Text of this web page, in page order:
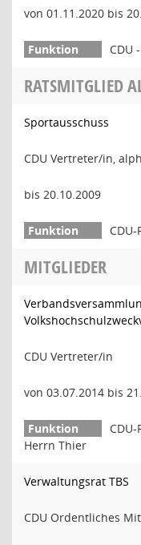
von 01.11.2020 bis
CDU
RATSMITGLIED
Sportausschuss
CDU Vertreter/in,
bis 20.10.2009
CDU-
MITGLIEDER
CDU Vertreter/in
von 03.07.2014 bis
Herrn Thier
Verwaltungsrat TBS
CDU Ordentliches